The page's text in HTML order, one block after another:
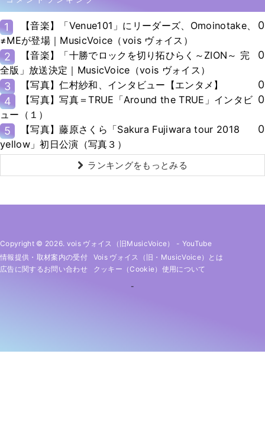
1
【音楽】「Venue101」にリーダーズ、Omoinotake、
≠MEが登場｜MusicVoice（vois ヴォイス）
0
2
【音楽】「十勝でロックを切り拓ひらく～ZION～ 完
全版」放送決定｜MusicVoice（vois ヴォイス）
0
3 【写真】仁村紗和、インタビュー【エンタメ】
0
4
【写真】写真＝TRUE「Around the TRUE」インタビ
ュー（１）
0
5
【写真】藤原さくら「Sakura Fujiwara tour 2018
yellow」初日公演（写真３）
0
ランキングをもっとみる
Copyright © 2026. vois ヴォイス（旧MusicVoice） - YouTube
情報提供・取材案内の受付
Vois ヴォイス（旧・MusicVoice）とは
広告に関するお問い合わせ
クッキー（cookie）使用について
-